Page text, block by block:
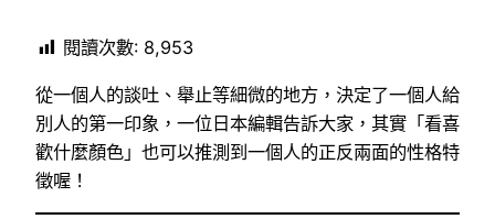
閱讀次數: 8,953
從一個人的談吐、舉止等細微的地方，決定了一個人給
別人的第一印象，一位日本編輯告訴大家，其實「看喜
歡什麼顏色」也可以推測到一個人的正反兩面的性格特
徵喔！